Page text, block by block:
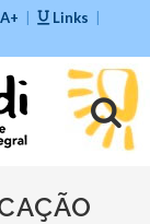
A+ Links